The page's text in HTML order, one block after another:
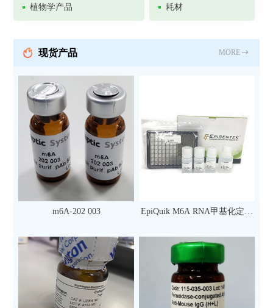
植物学产品 耗材
现货产品 MORE
m6A-202 003
EpiQuik M6A RNA甲基化定量
次）